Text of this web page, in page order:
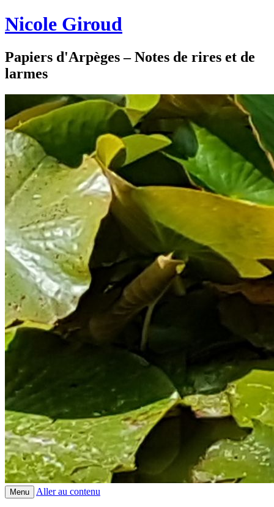
Nicole Giroud
Papiers d'Arpèges – Notes de rires et de
larmes
Menu Aller au contenu